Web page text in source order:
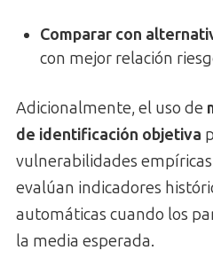
Comparar con
con mejor relación
Adicionalmente, el uso de
de identificación objetiva
vulnerabilidades
evalúan indicadores
automáticas cuando los
la media esperada.